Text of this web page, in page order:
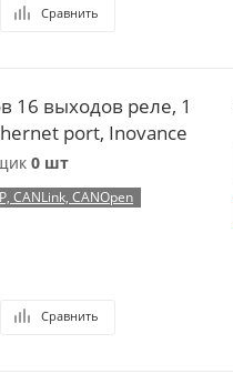
Сравнить
16 выходов реле, 1
port, Inovance
0 шт
CANLink, CANOpen
Сравнить